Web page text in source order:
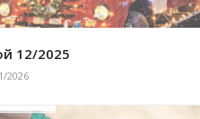
12/2025
2026